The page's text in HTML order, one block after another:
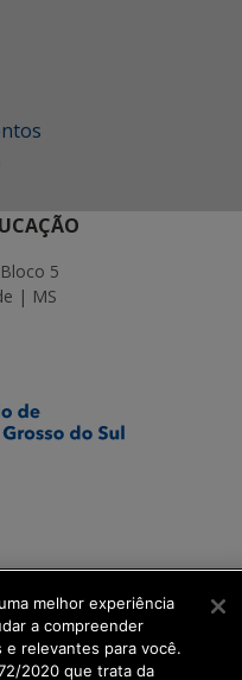
5
| MS
melhor experiência
a compreender
e relevantes para você.
2020 que trata da